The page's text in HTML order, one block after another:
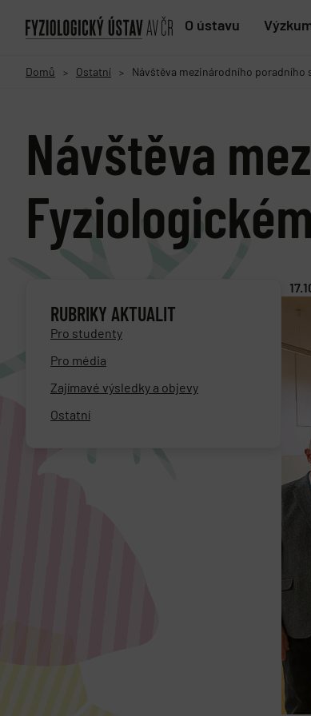
O ústavu
Domů > Ostatní > Návštěva mezinárodního poradního
Návštěva
RUBRIKY AKTUALIT
Pro studenty
Pro média
Zajímavé výsledky a objevy
Ostatní